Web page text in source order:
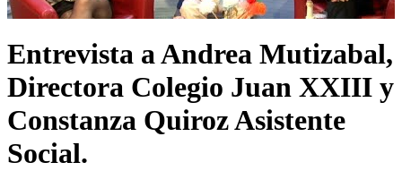
Entrevista a Andrea Mutizabal,
Directora Colegio Juan XXIII y
Constanza Quiroz Asistente
Social.